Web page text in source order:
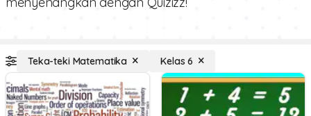
Teka-teki Matematika Kelas 6